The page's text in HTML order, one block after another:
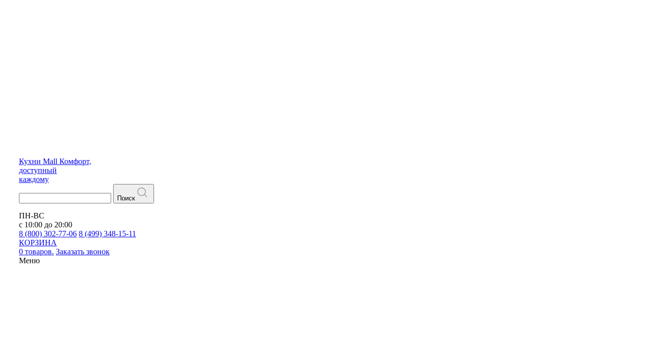
Кухни Mall Комфорт,
доступный
каждому
Поиск
ПН-ВС
с 10:00 до 20:00
8 (800) 302-77-06 8 (499) 348-15-11
КОРЗИНА
0 товаров. Заказать звонок
Меню